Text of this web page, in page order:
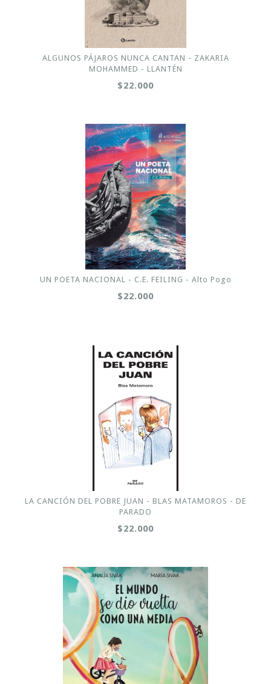
ALGUNOS PÁJAROS NUNCA CANTAN - ZAKARIA
MOHAMMED - LLANTÉN
$22.000
UN POETA NACIONAL - C.E. FEILING - Alto Pogo
$22.000
LA CANCIÓN DEL POBRE JUAN - BLAS MATAMOROS - DE
PARADO
$22.000